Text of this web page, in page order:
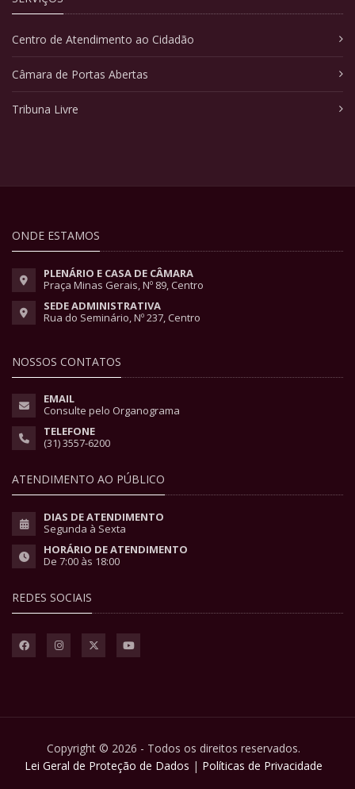
Centro de Atendimento ao Cidadão
Câmara de Portas Abertas
Tribuna Livre
ONDE ESTAMOS
PLENÁRIO E CASA DE CÂMARA
Praça Minas Gerais, Nº 89, Centro
SEDE ADMINISTRATIVA
Rua do Seminário, Nº 237, Centro
NOSSOS CONTATOS
EMAIL
Consulte pelo Organograma
TELEFONE
(31) 3557-6200
ATENDIMENTO AO PÚBLICO
DIAS DE ATENDIMENTO
Segunda à Sexta
HORÁRIO DE ATENDIMENTO
De 7:00 às 18:00
REDES SOCIAIS
Copyright © 2026 - Todos os direitos reservados.
Lei Geral de Proteção de Dados | Políticas de Privacidade